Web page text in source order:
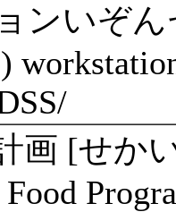
ンいぞ
画 [せか